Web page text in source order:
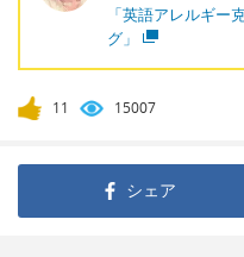
「英語アレルギー
グ」
11 15007
シェア